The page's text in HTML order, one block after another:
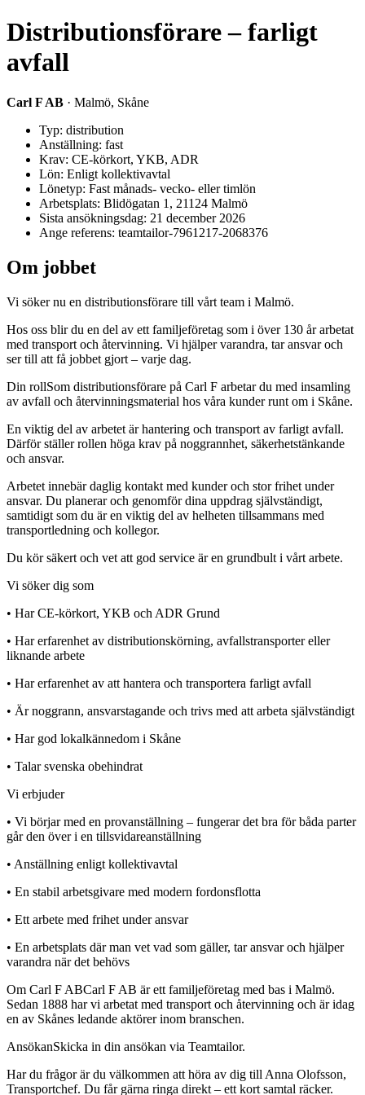
Distributionsförare – farligt
avfall
Carl F AB · Malmö, Skåne
Typ: distribution
Anställning: fast
Krav: CE-körkort, YKB, ADR
Lön: Enligt kollektivavtal
Lönetyp: Fast månads- vecko- eller timlön
Arbetsplats: Blidögatan 1, 21124 Malmö
Sista ansökningsdag: 21 december 2026
Ange referens: teamtailor-7961217-2068376
Om jobbet
Vi söker nu en distributionsförare till vårt team i Malmö.
Hos oss blir du en del av ett familjeföretag som i över 130 år arbetat
med transport och återvinning. Vi hjälper varandra, tar ansvar och
ser till att få jobbet gjort – varje dag.
Din rollSom distributionsförare på Carl F arbetar du med insamling
av avfall och återvinningsmaterial hos våra kunder runt om i Skåne.
En viktig del av arbetet är hantering och transport av farligt avfall.
Därför ställer rollen höga krav på noggrannhet, säkerhetstänkande
och ansvar.
Arbetet innebär daglig kontakt med kunder och stor frihet under
ansvar. Du planerar och genomför dina uppdrag självständigt,
samtidigt som du är en viktig del av helheten tillsammans med
transportledning och kollegor.
Du kör säkert och vet att god service är en grundbult i vårt arbete.
Vi söker dig som
• Har CE-körkort, YKB och ADR Grund
• Har erfarenhet av distributionskörning, avfallstransporter eller
liknande arbete
• Har erfarenhet av att hantera och transportera farligt avfall
• Är noggrann, ansvarstagande och trivs med att arbeta självständigt
• Har god lokalkännedom i Skåne
• Talar svenska obehindrat
Vi erbjuder
• Vi börjar med en provanställning – fungerar det bra för båda parter
går den över i en tillsvidareanställning
• Anställning enligt kollektivavtal
• En stabil arbetsgivare med modern fordonsflotta
• Ett arbete med frihet under ansvar
• En arbetsplats där man vet vad som gäller, tar ansvar och hjälper
varandra när det behövs
Om Carl F ABCarl F AB är ett familjeföretag med bas i Malmö.
Sedan 1888 har vi arbetat med transport och återvinning och är idag
en av Skånes ledande aktörer inom branschen.
AnsökanSkicka in din ansökan via Teamtailor.
Har du frågor är du välkommen att höra av dig till Anna Olofsson,
Transportchef. Du får gärna ringa direkt – ett kort samtal räcker.